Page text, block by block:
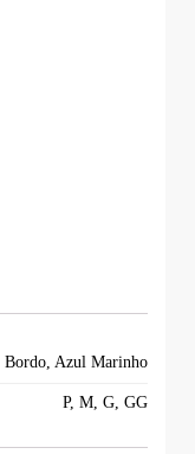
Bordo, Azul Marinho
P, M, G, GG